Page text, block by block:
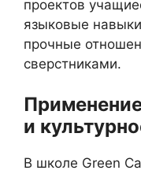
проектов
языковые
прочные
сверстниками.
и
В школе Green